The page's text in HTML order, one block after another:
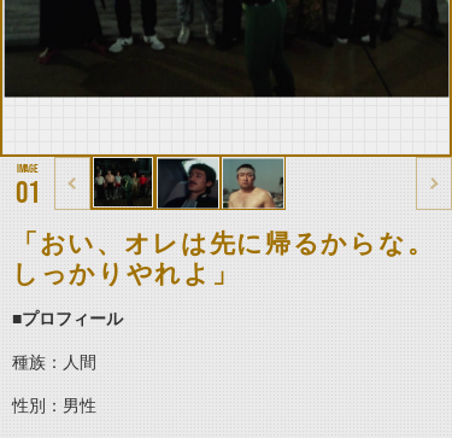
01
「おい、オレは先に帰るからな。
しっかりやれよ」
■プロフィール
種族：人間
性別：男性